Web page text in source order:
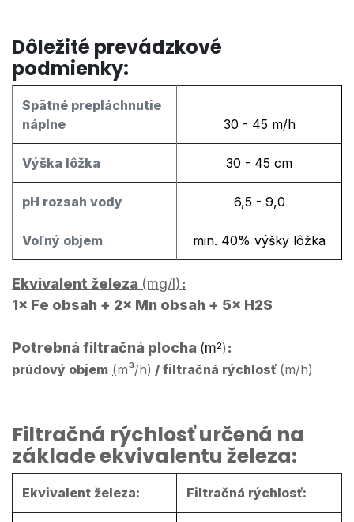
​ ​ Dôležité prevádzkové
podmienky:
Spätné​ prepláchnutie
náplne
30 - 45 m/h
Výška lôžka 30 - 45 cm
pH rozsah vody 6,5 - 9,0
Voľný objem min. 40% výšky lôžka
Ekvivalent železa (mg/l):
1× Fe obsah + 2× Mn obsah + 5× H2S
Potrebná filtračná plocha (m2) :
prúdový objem (m³/h) / filtračná rýchlosť (m/h)
Filtračná rýchlosť určená na
základe ekvivalentu železa:
Ekvivalent železa: Filtračná rýchlosť: